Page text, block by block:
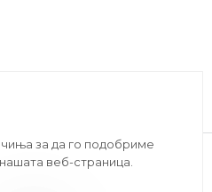
Изработено од
ДООЕЛ
за да го подобриме
веб-страница.